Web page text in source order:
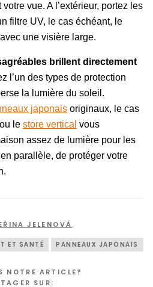
vue. A l’extérieur, portez les
filtre UV, le cas échéant, le
une visière large.
brillent directement
l’un des types de protection
la lumière du soleil.
japonais originaux, le cas
ou le store vertical vous
assez de lumière pour les
parallèle, de protéger votre
JELENOVÁ
ET SANTÉ PANNEAUX JAPONAIS
NOTRE ARTICLE?
SUR: